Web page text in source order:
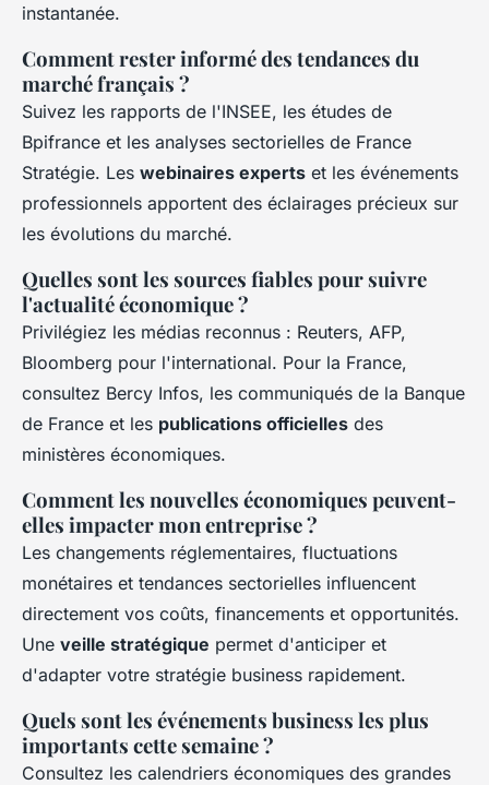
instantanée.
Comment rester informé des tendances du
marché français ?
Suivez les rapports de l'INSEE, les études de
Bpifrance et les analyses sectorielles de France
Stratégie. Les webinaires experts et les événements
professionnels apportent des éclairages précieux sur
les évolutions du marché.
Quelles sont les sources fiables pour suivre
l'actualité économique ?
Privilégiez les médias reconnus : Reuters, AFP,
Bloomberg pour l'international. Pour la France,
consultez Bercy Infos, les communiqués de la Banque
de France et les publications officielles des
ministères économiques.
Comment les nouvelles économiques peuvent-
elles impacter mon entreprise ?
Les changements réglementaires, fluctuations
monétaires et tendances sectorielles influencent
directement vos coûts, financements et opportunités.
Une veille stratégique permet d'anticiper et
d'adapter votre stratégie business rapidement.
Quels sont les événements business les plus
importants cette semaine ?
Consultez les calendriers économiques des grandes